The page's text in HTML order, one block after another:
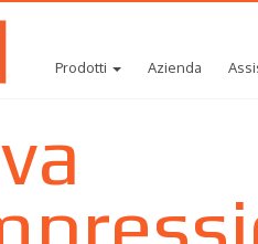
Prodotti Azienda